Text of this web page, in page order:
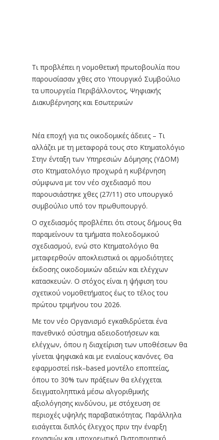
Τι προβλέπει η νομοθετική πρωτοβουλία που
παρουσίασαν χθες στο Υπουργικό Συμβούλιο
τα υπουργεία Περιβάλλοντος, Ψηφιακής
Διακυβέρνησης και Εσωτερικών
Νέα εποχή για τις οικοδομικές άδειες – Τι
αλλάζει με τη μεταφορά τους στο Κτηματολόγιο
Στην ένταξη των Υπηρεσιών Δόμησης (ΥΔΟΜ)
στο Κτηματολόγιο προχωρά η κυβέρνηση
σύμφωνα με τον νέο σχεδιασμό που
παρουσιάστηκε χθες (27/11) στο υπουργικό
συμβούλιο υπό τον πρωθυπουργό.
Ο σχεδιασμός προβλέπει ότι στους δήμους θα
παραμείνουν τα τμήματα πολεοδομικού
σχεδιασμού, ενώ στο Κτηματολόγιο θα
μεταφερθούν αποκλειστικά οι αρμοδιότητες
έκδοσης οικοδομικών αδειών και ελέγχων
κατασκευών. Ο στόχος είναι η ψήφιση του
σχετικού νομοθετήματος έως το τέλος του
πρώτου τριμήνου του 2026.
Με τον νέο Οργανισμό εγκαθιδρύεται ένα
πανεθνικό σύστημα αδειοδοτήσεων και
ελέγχων, όπου η διαχείριση των υποθέσεων θα
γίνεται ψηφιακά και με ενιαίους κανόνες. Θα
εφαρμοστεί risk–based μοντέλο εποπτείας,
όπου το 30% των πράξεων θα ελέγχεται
δειγματοληπτικά μέσω αλγοριθμικής
αξιολόγησης κινδύνου, με στόχευση σε
περιοχές υψηλής παραβατικότητας. Παράλληλα
εισάγεται διπλός έλεγχος πριν την έναρξη